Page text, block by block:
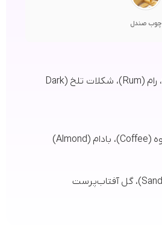
چوب صندل
نیشکر (Sugar Cane)، رام (Rum)، شکلات تلخ (Dark
چوب صندل (Sandalwood)، گل آفتاب‌پرست